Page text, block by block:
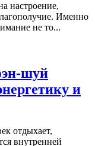
настроение,
Именно
не то...
шуй
и
отдыхает,
внутренней